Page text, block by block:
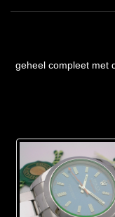
geheel compleet met